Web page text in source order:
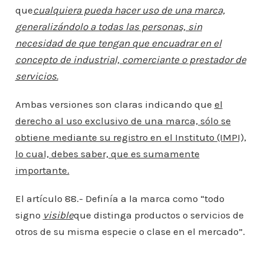
quecualquiera pueda hacer uso de una marca,
generalizándolo a todas las personas, sin
necesidad de que tengan que encuadrar en el
concepto de industrial, comerciante o prestador de
servicios.
Ambas versiones son claras indicando que el
derecho al uso exclusivo de una marca, sólo se
obtiene mediante su registro en el Instituto (IMPI),
lo cual, debes saber, que es sumamente
importante.
El artículo 88.- Definía a la marca como “todo
signo visibleque distinga productos o servicios de
otros de su misma especie o clase en el mercado”.